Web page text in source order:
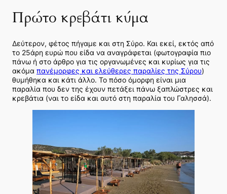
Πρώτο κρεβάτι κύμα
Δεύτερον, φέτος πήγαμε και στη Σύρο. Και εκεί, εκτός από
το 25άρη ευρώ που είδα να αναγράφεται (φωτογραφία πιο
πάνω ή στο άρθρο για τις οργανωμένες και κυρίως για τις
ακόμα πανέμορφες και ελεύθερες παραλίες της Σύρου)
θυμήθηκα και κάτι άλλο. Το πόσο όμορφη είναι μια
παραλία που δεν της έχουν πετάξει πάνω ξαπλώστρες και
κρεβάτια (ναι το είδα και αυτό στη παραλία του Γαλησσά).